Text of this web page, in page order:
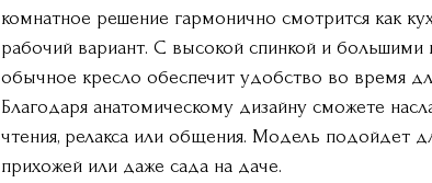
комнатное решение гармонично смотрится как
рабочий вариант. С высокой спинкой и большими
обычное кресло обеспечит удобство во время
Благодаря анатомическому дизайну сможете
чтения, релакса или общения. Модель подойдет
прихожей или даже сада на даче.